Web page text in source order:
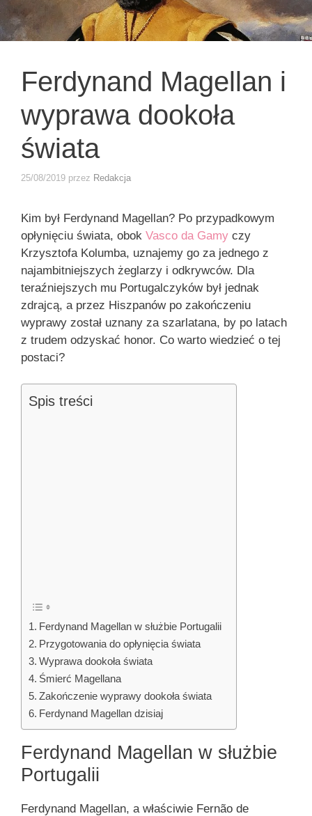
Ferdynand Magellan i
wyprawa dookoła
świata
25/08/2019 przez Redakcja
Kim był Ferdynand Magellan? Po przypadkowym
opłynięciu świata, obok Vasco da Gamy czy
Krzysztofa Kolumba, uznajemy go za jednego z
najambitniejszych żeglarzy i odkrywców. Dla
teraźniejszych mu Portugalczyków był jednak
zdrajcą, a przez Hiszpanów po zakończeniu
wyprawy został uznany za szarlatana, by po latach
z trudem odzyskać honor. Co warto wiedzieć o tej
postaci?
Spis treści
Ferdynand Magellan w służbie Portugalii
Przygotowania do opłynięcia świata
Wyprawa dookoła świata
Śmierć Magellana
Zakończenie wyprawy dookoła świata
Ferdynand Magellan dzisiaj
Ferdynand Magellan w służbie
Portugalii
Ferdynand Magellan, a właściwie Fernão de